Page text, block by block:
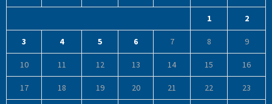
1 2
3 4 5 6 7 8 9
10 11 12 13 14 15 16
17 18 19 20 21 22 23